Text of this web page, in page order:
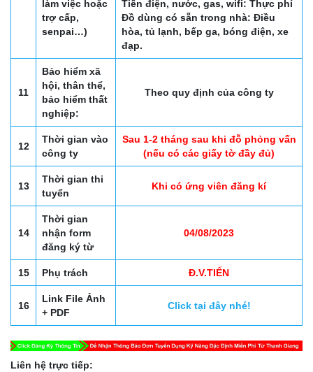
làm việc hoặc
trợ cấp,
senpai…)
Tiền điện, nước, gas, wifi: Thực phí
Đồ dùng có sẵn trong nhà: Điều
hòa, tủ lạnh, bếp ga, bóng điện, xe
đạp.
11
Bảo hiểm xã
hội, thân thể,
bảo hiểm thất
nghiệp:
Theo quy định của công ty
12
Thời gian vào
công ty
Sau 1-2 tháng sau khi đỗ phỏng vấn
(nếu có các giấy tờ đầy đủ)
13
Thời gian thi
tuyển
Khi có ứng viên đăng kí
14
Thời gian
nhận form
đăng ký từ
04/08/2023
15 Phụ trách Đ.V.TIẾN
16
Link File Ảnh
+ PDF
Click tại đây nhé!
Liên hệ trực tiếp: